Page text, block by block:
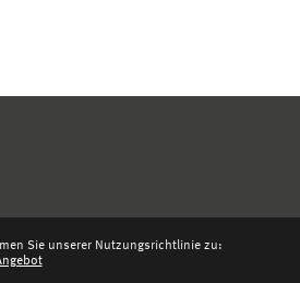
Sie unserer Nutzungsrichtlinie zu: